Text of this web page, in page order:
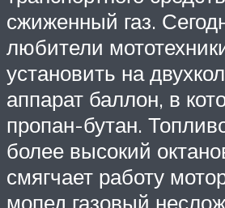
сжиженный газ.
любители
установить на
аппарат баллон, в
пропан-бутан.
более высокий
смягчает работу
мопед газовый